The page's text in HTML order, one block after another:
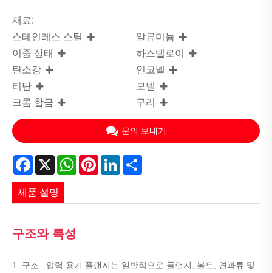
재료:
스테인레스 스틸
이중 상태
탄소강
티탄
크롬 합금
알류미늄
하스텔로이
인코넬
모넬
구리
문의 보내기
Facebook
X WhatsApp
PinterestLinkedIn
제품 설명
구조와 특성
1. 구조 : 압력 용기 플랜지는 일반적으로 플랜지, 볼트, 견과류 및